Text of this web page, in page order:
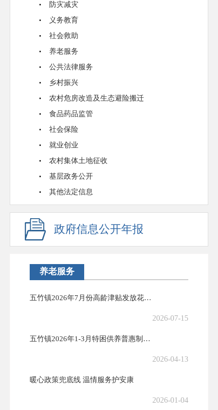
防灾减灾
义务教育
社会救助
养老服务
公共法律服务
乡村振兴
农村危房改造及生态避险搬迁
食品药品监管
社会保险
就业创业
农村集体土地征收
基层政务公开
其他法定信息
政府信息公开年报
养老服务
五竹镇2026年7月份高龄津贴发放花名册
2026-07-15
五竹镇2026年1-3月特困供养普惠制发放花名册
2026-04-13
暖心政策兜底线 温情服务护安康
2026-01-04